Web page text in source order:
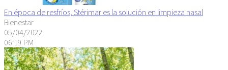
En época de resfríos, Stérimar es la solución en limpieza nasal
Bienestar
05/04/2022
06:19 PM